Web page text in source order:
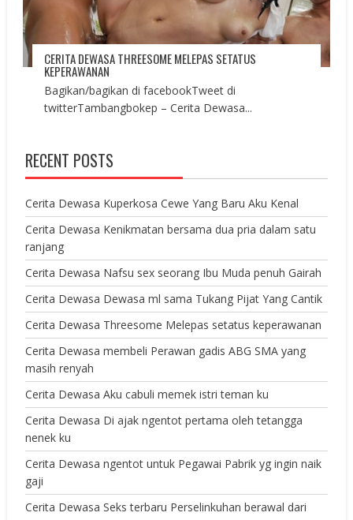
CERITA DEWASA THREESOME MELEPAS SETATUS
KEPERAWANAN
Bagikan/bagikan di facebookTweet di
twitterTambangbokep – Cerita Dewasa...
RECENT POSTS
Cerita Dewasa Kuperkosa Cewe Yang Baru Aku Kenal
Cerita Dewasa Kenikmatan bersama dua pria dalam satu
ranjang
Cerita Dewasa Nafsu sex seorang Ibu Muda penuh Gairah
Cerita Dewasa Dewasa ml sama Tukang Pijat Yang Cantik
Cerita Dewasa Threesome Melepas setatus keperawanan
Cerita Dewasa membeli Perawan gadis ABG SMA yang
masih renyah
Cerita Dewasa Aku cabuli memek istri teman ku
Cerita Dewasa Di ajak ngentot pertama oleh tetangga
nenek ku
Cerita Dewasa ngentot untuk Pegawai Pabrik yg ingin naik
gaji
Cerita Dewasa Seks terbaru Perselinkuhan berawal dari